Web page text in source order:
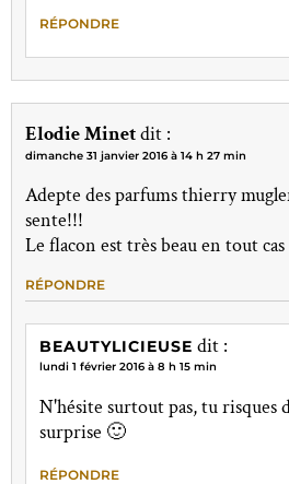
RÉPONDRE
Elodie Minetdit :
dimanche 31 janvier 2016 à 14 h 27 min
Adepte des parfums thierry
sente!!!
Le flacon est très beau en tout
RÉPONDRE
BEAUTYLICIEUSE dit :
lundi 1 février 2016 à 8 h 15 min
N'hésite surtout pas, tu risques
surprise 🙂
RÉPONDRE